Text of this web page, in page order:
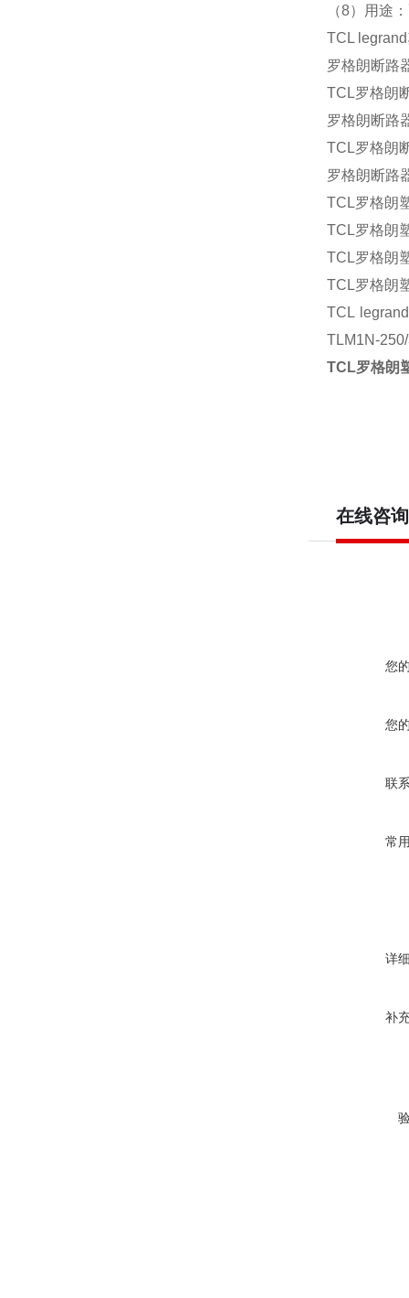
（8）用途
TCL legrand
罗格朗断路
TCL罗格朗
罗格朗断路
TCL罗格朗
罗格朗断路
TCL罗格朗
TCL罗格朗
TCL罗格朗
TCL罗格朗
TCL
TLM1N-
TCL罗格朗
在线咨询
您
您
联
常
详
补